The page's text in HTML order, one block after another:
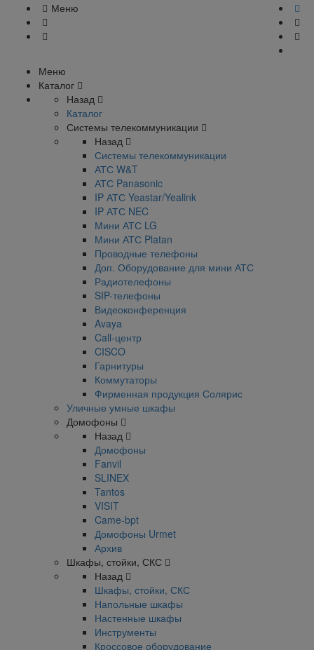
Меню
Меню
Каталог
Назад
Каталог
Системы телекоммуникации
Назад
Системы телекоммуникации
АТС W&T
АТС Panasonic
IP АТС Yeastar/Yealink
IP АТС NEC
Мини АТС LG
Мини АТС Platan
Проводные телефоны
Доп. Оборудование для мини АТС
Радиотелефоны
SIP-телефоны
Видеоконференция
Avaya
Call-центр
CISCO
Гарнитуры
Коммутаторы
Фирменная продукция Солярис
Уличные умные шкафы
Домофоны
Назад
Домофоны
Fanvil
SLINEX
Tantos
VISIT
Came-bpt
Домофоны Urmet
Архив
Шкафы, стойки, СКС
Назад
Шкафы, стойки, СКС
Напольные шкафы
Настенные шкафы
Инструменты
Кроссовое оборудование